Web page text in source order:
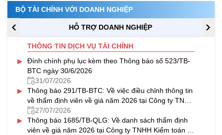
BỘ TÀI CHÍNH VỚI DOANH NGHIỆP
HỖ TRỢ DOANH NGHIỆP
THÔNG TIN DỊCH VỤ TÀI CHÍNH
▸
Đính chính phụ lục kèm theo Thông báo số 523/TB-
BTC ngày 30/6/2026
31/07/2026
▸
Thông báo 291/TB-BTC: Về việc điều chỉnh thông tin
về thẩm định viên về giá năm 2026 tại Công ty TNHH
Thẩm định giá & Bất động sản NAVICO
27/07/2026
▸
Thông báo 1685/TB-QLG: Về danh sách thẩm định
viên về giá năm 2026 tại Công ty TNHH Kiểm toán tư